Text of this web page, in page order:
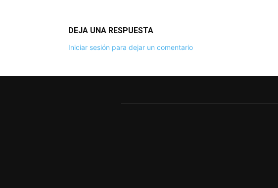
DEJA UNA RESPUESTA
Iniciar sesión para dejar un comentario